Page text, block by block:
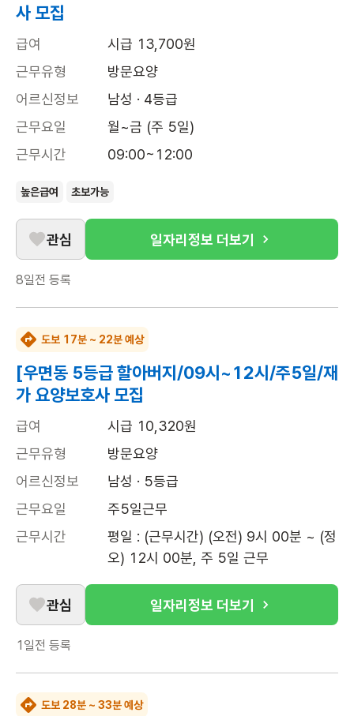
사 모집
급여
시급 13,700원
근무유형
방문요양
어르신정보
남성 · 4등급
근무요일
월~금 (주 5일)
근무시간
09:00~12:00
높은급여 초보가능
관심 일자리정보 더보기
8일전 등록
도보 17분 ~ 22분 예상
[우면동 5등급 할아버지/09시~12시/주5일/재
가 요양보호사 모집
급여
시급 10,320원
근무유형
방문요양
어르신정보
남성 · 5등급
근무요일
주5일근무
근무시간
평일 : (근무시간) (오전) 9시 00분 ~ (정
오) 12시 00분, 주 5일 근무
관심 일자리정보 더보기
1일전 등록
도보 28분 ~ 33분 예상